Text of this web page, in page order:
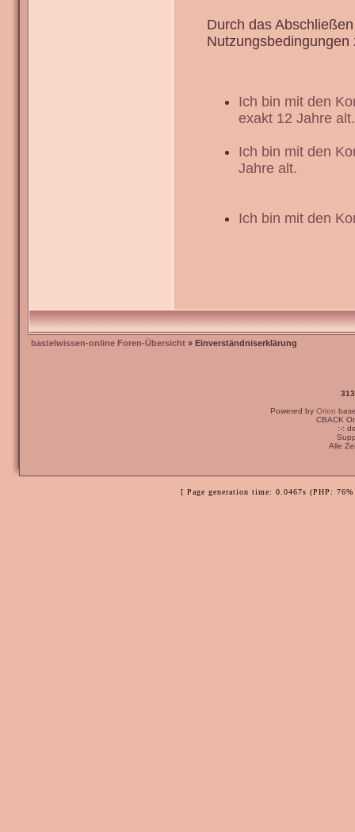
Durch das
Nutzungsbedingungen
Ich bin mit den
exakt 12 Jahre alt.
Ich bin mit den
Jahre alt.
Ich bin mit den
bastelwissen-online Foren-Übersicht » Einverständniserklärung
Powered by Orion
CBACK
:-:
Alle
[ Page generation time: 0.0467s (PHP: